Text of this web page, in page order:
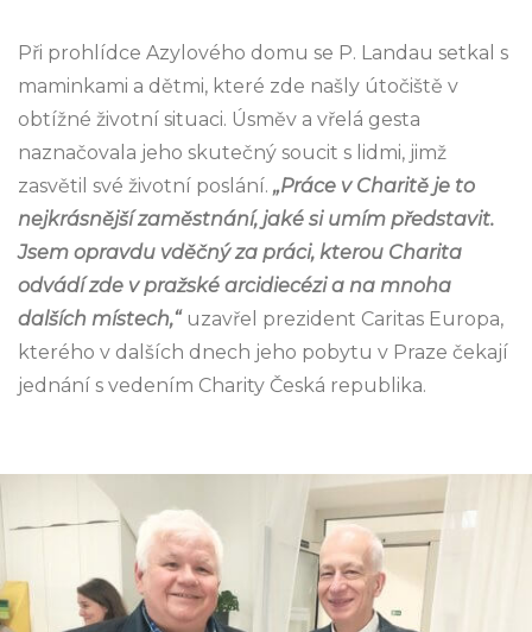
Při prohlídce Azylového domu se P. Landau setkal s
maminkami a dětmi, které zde našly útočiště v
obtížné životní situaci. Úsměv a vřelá gesta
naznačovala jeho skutečný soucit s lidmi, jimž
zasvětil své životní poslání. „Práce v Charitě je to
nejkrásnější zaměstnání, jaké si umím představit.
Jsem opravdu vděčný za práci, kterou Charita
odvádí zde v pražské arcidiecézi a na mnoha
dalších místech,“ uzavřel prezident Caritas Europa,
kterého v dalších dnech jeho pobytu v Praze čekají
jednání s vedením Charity Česká republika.